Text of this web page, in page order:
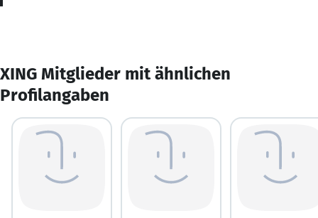
XING Mitglieder mit ähnlichen
Profilangaben